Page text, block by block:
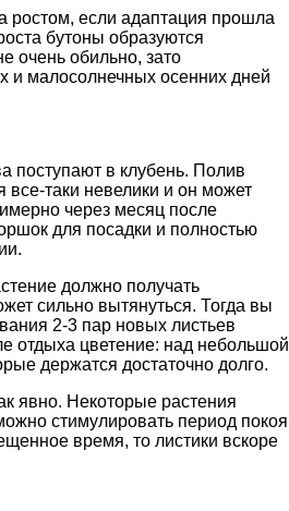
ростом, если адаптация прошла
бутоны образуются
очень обильно, зато
и малосолнечных осенних дней
поступают в клубень. Полив
все-таки невелики и он может
через месяц после
для посадки и полностью
должно получать
сильно вытянуться. Тогда вы
2-3 пар новых листьев
отдыха цветение: над небольшой
держатся достаточно долго.
явно. Некоторые растения
стимулировать период покоя
время, то листики вскоре